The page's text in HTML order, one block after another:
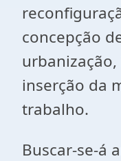
concepção
inserção da
trabalho.
Buscar-se-á